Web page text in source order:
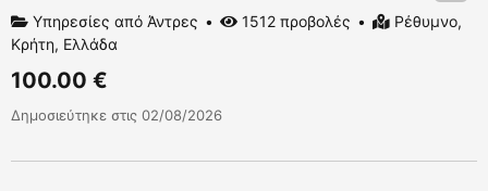
Υπηρεσίες από Άντρες 1512 προβολές
Ρέθυμνο,
Κρήτη, Ελλάδα
100.00 €
Δημοσιεύτηκε στις 02/08/2026